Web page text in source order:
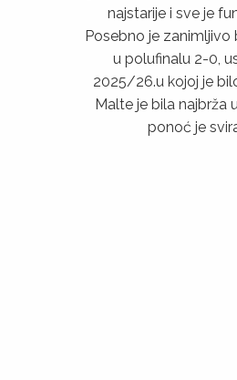
najstarije i sve je
Posebno je zanimljivo
u polufinalu 2-0,
2025/26.u kojoj je
Malte je bila najbrža
ponoć je